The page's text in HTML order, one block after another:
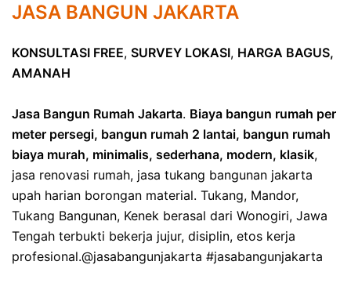
JASA BANGUN JAKARTA
KONSULTASI FREE, SURVEY LOKASI, HARGA BAGUS,
AMANAH
Jasa Bangun Rumah Jakarta. Biaya bangun rumah per
meter persegi, bangun rumah 2 lantai, bangun rumah
biaya murah, minimalis, sederhana, modern, klasik,
jasa renovasi rumah, jasa tukang bangunan jakarta
upah harian borongan material. Tukang, Mandor,
Tukang Bangunan, Kenek berasal dari Wonogiri, Jawa
Tengah terbukti bekerja jujur, disiplin, etos kerja
profesional.@jasabangunjakarta #jasabangunjakarta